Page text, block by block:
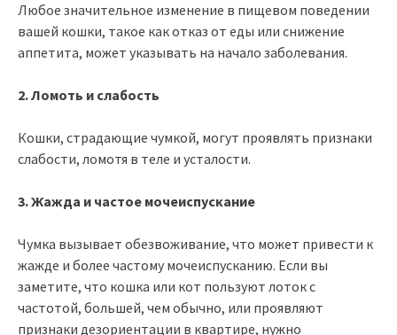
Любое значительное изменение в пищевом поведении
вашей кошки, такое как отказ от еды или снижение
аппетита, может указывать на начало заболевания.
2. Ломоть и слабость
Кошки, страдающие чумкой, могут проявлять признаки
слабости, ломотя в теле и усталости.
3. Жажда и частое мочеиспускание
Чумка вызывает обезвоживание, что может привести к
жажде и более частому мочеиспусканию. Если вы
заметите, что кошка или кот пользуют лоток с
частотой, большей, чем обычно, или проявляют
признаки дезориентации в квартире, нужно